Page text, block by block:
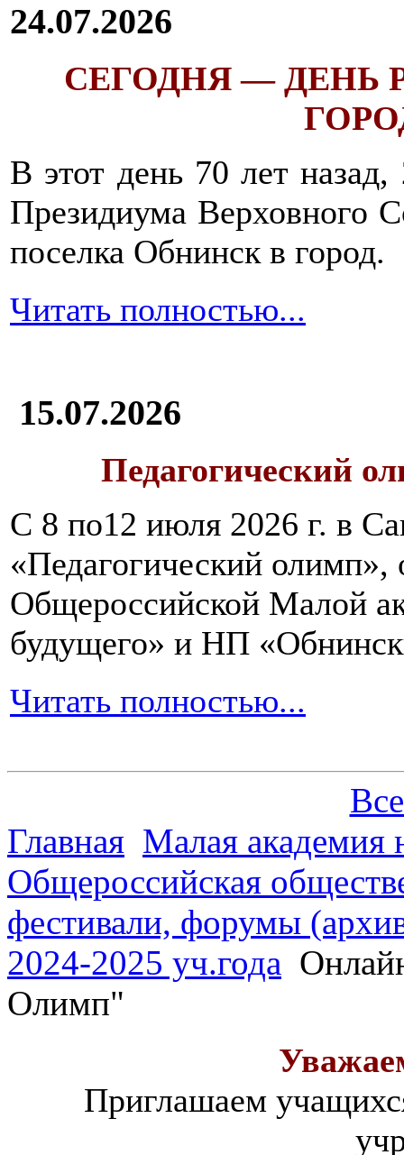
24.07.2026
СЕГОДНЯ — ДЕНЬ
В этот день 70 лет
Президиума Верховного
поселка Обнинск в город.
Читать полностью...
15.07.2026
Педагогический
С 8 по12 июля 2026 г. в
«Педагогический олимп»,
Общероссийской Малой
будущего» и НП
Читать полностью...
Главная Малая академия
Общероссийская
фестивали, форумы
2024-2025 уч.года
Олимп"
Приглашаем